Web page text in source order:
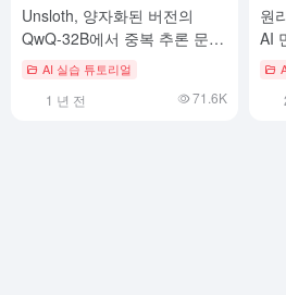
Unsloth, 양자화된 버전의
QwQ-32B에서 중복 추론 문제
해결AI 실습 튜토리얼
1 년 전 71.6K
원
AI
션